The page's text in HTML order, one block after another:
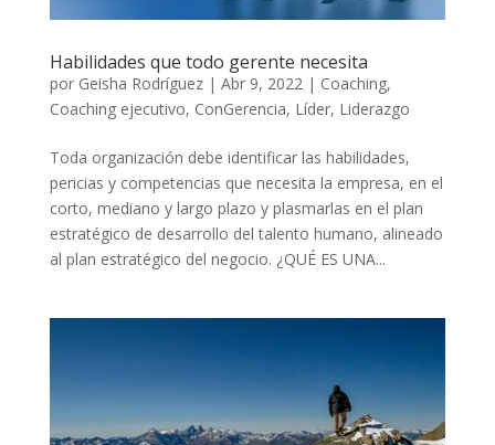
Habilidades que todo gerente necesita
por Geisha Rodríguez| Abr 9, 2022| Coaching,
Coaching ejecutivo, ConGerencia, Líder, Liderazgo
Toda organización debe identificar las habilidades,
pericias y competencias que necesita la empresa, en el
corto, mediano y largo plazo y plasmarlas en el plan
estratégico de desarrollo del talento humano, alineado
al plan estratégico del negocio. ¿QUÉ ES UNA...